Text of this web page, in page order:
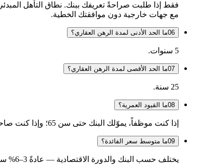
فقط إذا طلبت صراحةً تعريفك ببنك. نطاق التأهل
مع جهات خارجية دون موافقتك الخطية.
06ما الحد الأدنى لمدة الرهن العقاري؟
5 سنوات.
07ما الحد الأقصى لمدة الرهن العقاري؟
25 سنة.
08ما القيود العمرية؟
إذا كنت موظفاً، يموّلك البنك حتى سن 65؛ وإذا كنت صاحب عمل، حتى سن 70.
09ما متوسط سعر الفائدة؟
يختلف حسب البنك والدورة الاقتصادية — عادةً 3–6% سنوياً.